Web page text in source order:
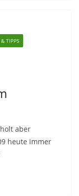
TIPPS
aber
heute immer